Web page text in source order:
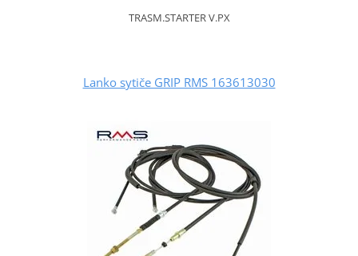
TRASM.STARTER V.PX
Lanko sytiče GRIP RMS 163613030